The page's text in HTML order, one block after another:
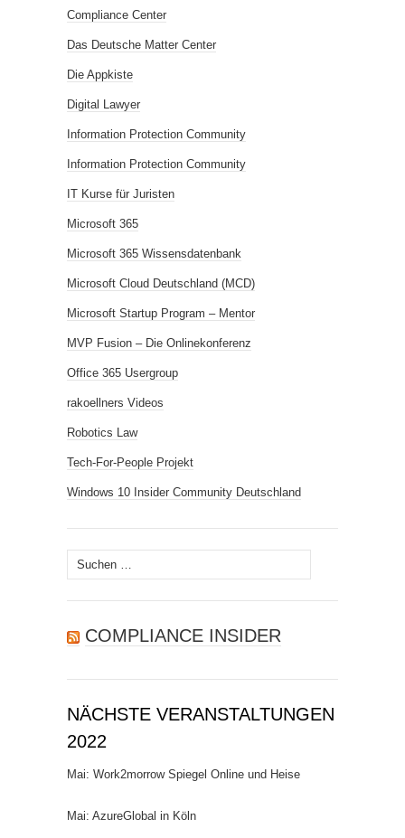
Compliance Center
Das Deutsche Matter Center
Die Appkiste
Digital Lawyer
Information Protection Community
Information Protection Community
IT Kurse für Juristen
Microsoft 365
Microsoft 365 Wissensdatenbank
Microsoft Cloud Deutschland (MCD)
Microsoft Startup Program – Mentor
MVP Fusion – Die Onlinekonferenz
Office 365 Usergroup
rakoellners Videos
Robotics Law
Tech-For-People Projekt
Windows 10 Insider Community Deutschland
Suchen
nach:
COMPLIANCE INSIDER
NÄCHSTE VERANSTALTUNGEN
2022
Mai: Work2morrow Spiegel Online und Heise
Mai: AzureGlobal in Köln